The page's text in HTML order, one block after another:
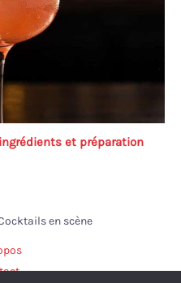
et préparation
en scène